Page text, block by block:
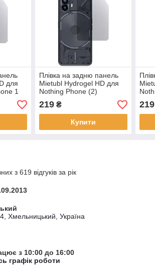
для
1
Плівка на задню панель
Mietubl Hydrogel HD для
Nothing Phone (2)
219₴
Купити
219
з 619 відгуків за рік
4, Хмельницький, Україна
з 10:00 до 16:00
графік роботи